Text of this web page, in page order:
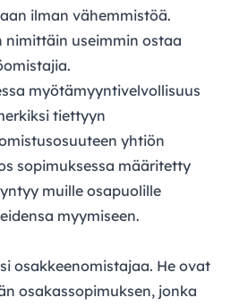
ilman vähemmistöä.
nimittäin useimmin ostaa
myötämyyntivelvollisuus
tiettyyn
yhtiön
sopimuksessa määritetty
muille osapuolille
myymiseen.
osakkeenomistajaa. He ovat
osakassopimuksen, jonka